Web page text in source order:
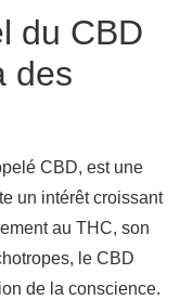
du CBD
des
CBD, est une
un intérêt croissant
au THC, son
le CBD
de la conscience.